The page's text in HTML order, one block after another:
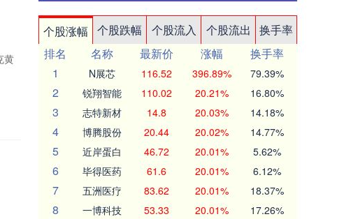
黄
个股涨幅 个股跌幅 个股流入 个股流出
换手率
排名
名称 最新价 涨幅
换手率
1
N展芯 116.52 396.89% 79.39%
2 锐翔智能 110.02 20.21% 16.80%
3 志特新材 14.8 20.03% 14.18%
4 博腾股份 20.44 20.02% 14.77%
5 近岸蛋白 46.72 20.01% 5.62%
6 毕得医药 61.6 20.01% 6.12%
7 五洲医疗 83.62 20.01% 18.37%
8 一博科技 53.33 20.01% 17.26%